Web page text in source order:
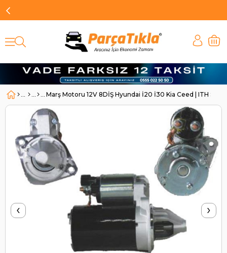
Marş Motoru 12V 8DİŞ Hyundai İ20 İ30 Kia Ceed | ITH
‹ ›